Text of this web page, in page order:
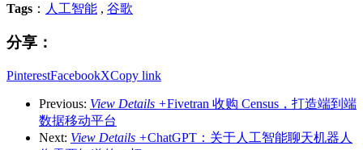
Tags ： 人工智能 , 谷歌
分享：
PinterestFacebookXCopy link
Previous: View Details +Fivetran 收购 Census，打造端到端
数据移动平台
Next: View Details +ChatGPT：关于人工智能聊天机器人